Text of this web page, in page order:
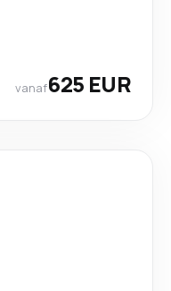
vanaf625 EUR